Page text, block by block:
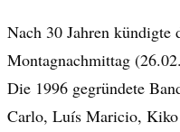
Nach 30 Jahren kündigte
Montagnachmittag
Die 1996 gegründete
Carlo, Luís Maricio, Kiko